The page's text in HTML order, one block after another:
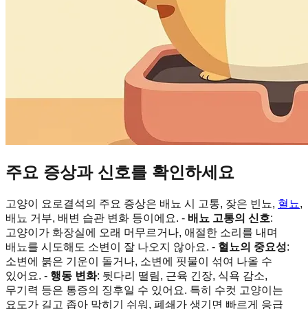
주요 증상과 신호를 확인하세요
고양이 요로결석의 주요 증상은 배뇨 시 고통, 잦은 빈뇨, 혈뇨,
배뇨 거부, 배변 습관 변화 등이에요. - 배뇨 고통의 신호:
고양이가 화장실에 오래 머무르거나, 애절한 소리를 내며
배뇨를 시도해도 소변이 잘 나오지 않아요. - 혈뇨의 중요성:
소변에 붉은 기운이 돌거나, 소변에 핏물이 섞여 나올 수
있어요. - 행동 변화: 뒷다리 떨림, 근육 긴장, 식욕 감소,
무기력 등은 통증의 징후일 수 있어요. 특히 수컷 고양이는
요도가 길고 좁아 막히기 쉬워, 폐쇄가 생기면 빠르게 응급